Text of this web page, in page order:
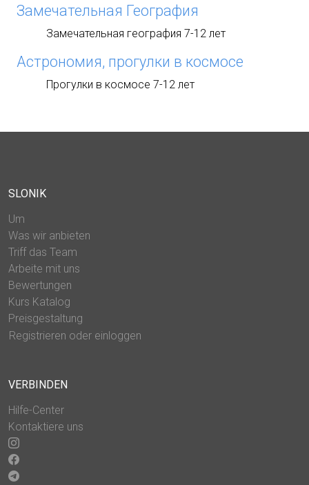
Замечательная География
Замечательная география 7-12 лет
Астрономия, прогулки в космосе
Прогулки в космосе 7-12 лет
SLONIK
Um
Was wir anbieten
Triff das Team
Arbeite mit uns
Bewertungen
Kurs Katalog
Preisgestaltung
Registrieren oder einloggen
VERBINDEN
Hilfe-Center
Kontaktiere uns